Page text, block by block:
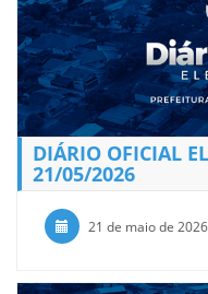
DIÁRIO OFICIAL
21/05/2026
21 de maio de